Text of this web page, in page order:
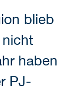
blieb
haben
PJ-